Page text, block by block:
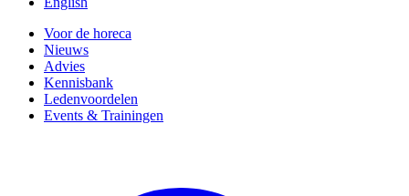
Voor de horeca
Nieuws
Advies
Kennisbank
Ledenvoordelen
Events & Trainingen